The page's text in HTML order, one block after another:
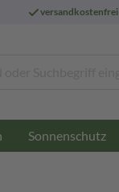
versandkostenfrei
Sonnenschutz